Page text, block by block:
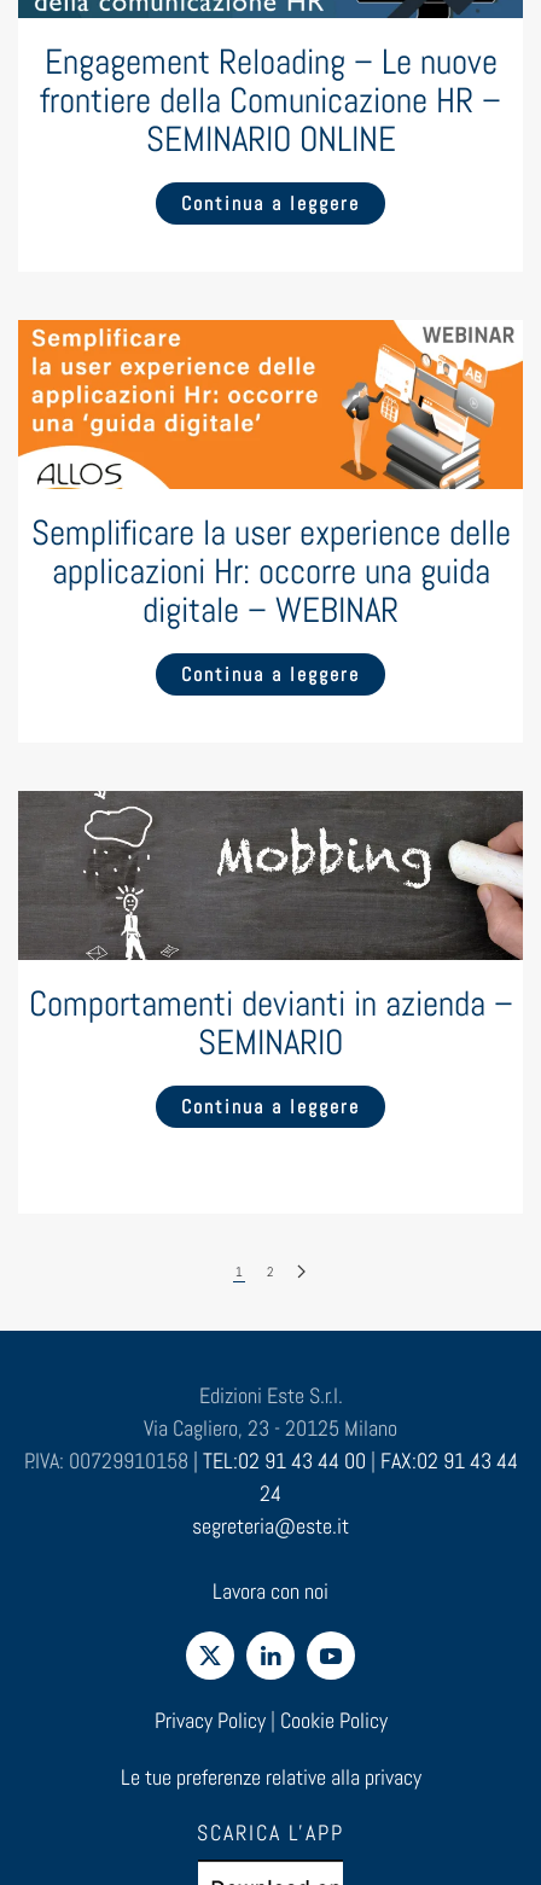
Engagement Reloading – Le nuove
frontiere della Comunicazione HR –
SEMINARIO ONLINE
Continua a leggere
Semplificare la user experience delle
applicazioni Hr: occorre una guida
digitale – WEBINAR
Continua a leggere
Comportamenti devianti in azienda –
SEMINARIO
Continua a leggere
1 2
Edizioni Este S.r.l.
Via Cagliero, 23 - 20125 Milano
P.IVA: 00729910158 | TEL:02 91 43 44 00 | FAX:02 91 43 44
24
segreteria@este.it
Lavora con noi
Privacy Policy| Cookie Policy
Le tue preferenze relative alla privacy
SCARICA L'APP